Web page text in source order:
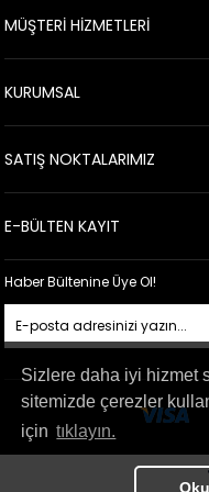
Sizlere daha iyi hizmet
sitemizde çerezler
için tıklayın.
değişim gibi avantajlardan
MÜŞTERİ HİZMETLERİ
KURUMSAL
SATIŞ NOKTALARIMIZ
E-BÜLTEN KAYIT
Haber Bültenine Üye Ol!